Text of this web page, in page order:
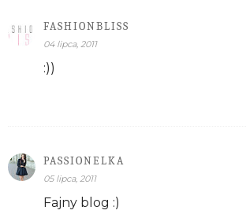
FASHIONBLISS
04 lipca, 2011
:))
PASSIONELKA
05 lipca, 2011
Fajny blog :)